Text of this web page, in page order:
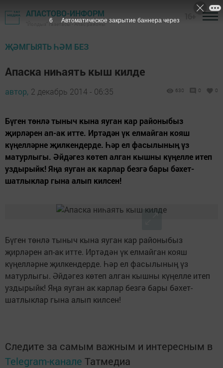
АПАСТОВО-ИНФОРМ
"Йолдыз" газетасы - Апас районы
ҖӘМГЫЯТЬ ҺӘМ БЕЗ
Апаска ниһаять кыш килде
автор, 2 декабрь 2014 - 06:35 630 0 0
Бүген төнлә тыныч кына яуган кар районыбыз
җирләрен ап-ак итте. Иртәдән үк елмайган кояш
күңелләрне җилкендерде. Һәр ел фасылының үз
матурлыгы. Әйдәгез көтеп алган кышны күңелле итеп
уздырыйк! Яңа яуган ак карлар безгә бары бәхет-
шатлыклар гына алып килсен!
Бүген төнлә тыныч кына яуган кар районыбыз
җирләрен ап-ак итте. Иртәдән үк елмайган кояш
күңелләрне җилкендерде. Һәр ел фасылының үз
матурлыгы. Әйдәгез көтеп алган кышны күңелле итеп
уздырыйк! Яңа яуган ак карлар безгә бары бәхет-
шатлыклар гына алып килсен!
Следите за самым важным и интересным в
Telegram-канале Татмедиа
5 Автоматическое закрытие баннера через